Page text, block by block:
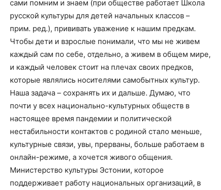
сами помним и знаем (при обществе работает Школа
русской культуры для детей начальных классов –
прим. ред.), прививать уважение к нашим предкам.
Чтобы дети и взрослые понимали, что мы не живем
каждый сам по себе, отдельно, а живем в общем мире,
и каждый человек стоит на плечах своих предков,
которые являлись носителями самобытных культур.
Наша задача – сохранять их и дальше. Думаю, что
почти у всех национально-культурных обществ в
настоящее время пандемии и политической
нестабильности контактов с родиной стало меньше,
культурные связи, увы, прерваны, больше работаем в
онлайн-режиме, а хочется живого общения.
Министерство культуры Эстонии, которое
поддерживает работу национальных организаций, в